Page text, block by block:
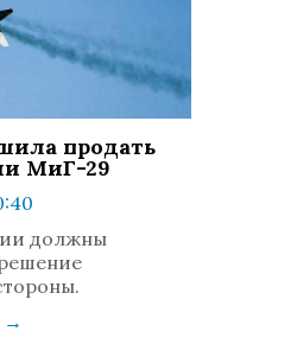
продать
МиГ-29
1245
0
должны
→